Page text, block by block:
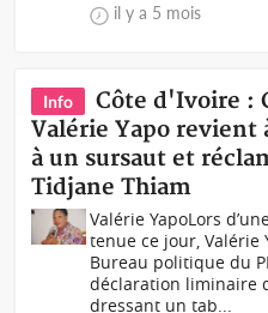
il y a 5 mois
Info
Côte d'Ivoire :
Valérie Yapo revient
à un sursaut et
Tidjane Thiam
Valérie YapoLors
tenue ce jour, Valérie
Bureau politique du
déclaration liminaire
dressant un tab...